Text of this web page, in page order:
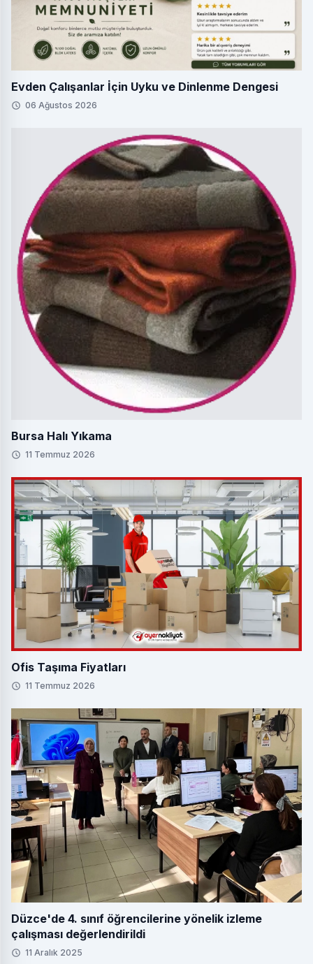
Evden Çalışanlar İçin Uyku ve Dinlenme Dengesi
06 Ağustos 2026
Bursa Halı Yıkama
11 Temmuz 2026
Ofis Taşıma Fiyatları
11 Temmuz 2026
Düzce'de 4. sınıf öğrencilerine yönelik izleme
çalışması değerlendirildi
11 Aralık 2025